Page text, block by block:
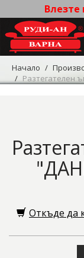
Влезте
Начало
Разтегателен
Откъде да